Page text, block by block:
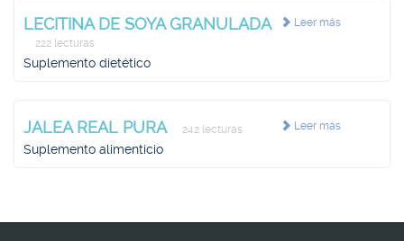
Leer más
LECITINA DE SOYA GRANULADA
222 lecturas
Suplemento dietético
Leer más
JALEA REAL PURA 242 lecturas
Suplemento alimenticio